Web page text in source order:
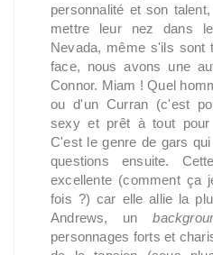
personnalité et son
mettre leur nez dans
Nevada, même s'ils sont
face, nous avons une
Connor. Miam ! Quel
ou d'un Curran (c'est
sexy et prêt à tout pour
C'est le genre de gars
questions ensuite.
excellente (comment ça
fois ?) car elle allie la
Andrews, un
personnages forts et